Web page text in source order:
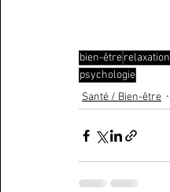
bien-êtrerelaxation
psychologie
Santé / Bien-être